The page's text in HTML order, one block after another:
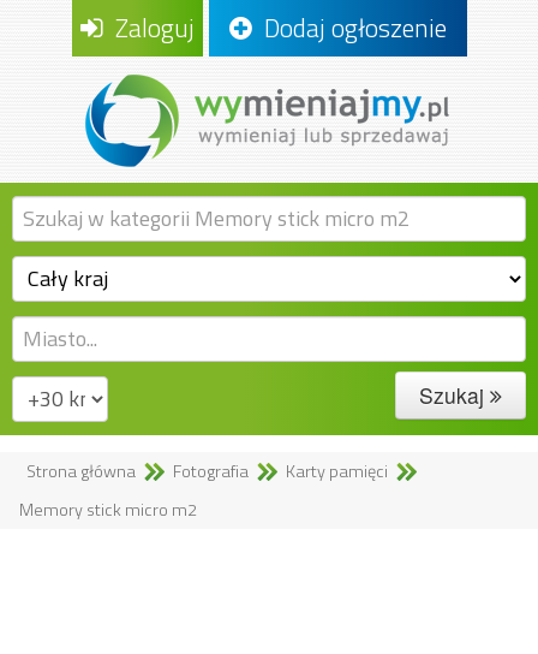
Zaloguj Dodaj ogłoszenie
Szukaj
Strona główna Fotografia
Karty pamięci
Memory stick micro m2